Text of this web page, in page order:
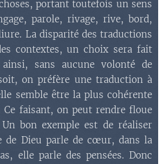
portant toutefois un sens
parole, rivage, rive, bord,
La disparité des traductions
contextes, un choix sera fait
sans aucune volonté de
on préfère une traduction à
semble être la plus cohérente
Ce faisant, on peut rendre floue
bon exemple est de réaliser
de Dieu parle de cœur, dans la
elle parle des pensées. Donc